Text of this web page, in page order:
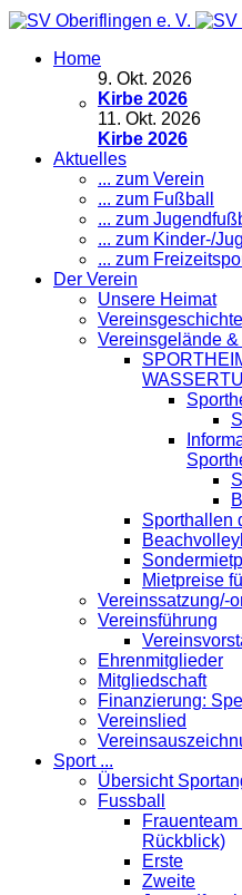
Home
9. Okt. 2026
Kirbe 2026
11. Okt. 2026
Kirbe 2026
Aktuelles
... zum Verein
... zum Fußball
... zum
... zum Kinder-/
... zum
Der Verein
Unsere Heimat
Vereinsgeschichte
Vereinsgelände
Sporthallen
Mietpreise
Vereinssatzung/-
Vereinsführung
Ehrenmitglieder
Mitgliedschaft
Finanzierung:
Vereinslied
Sport ...
Übersicht
Fussball
Rückblick)
Erste
Zweite